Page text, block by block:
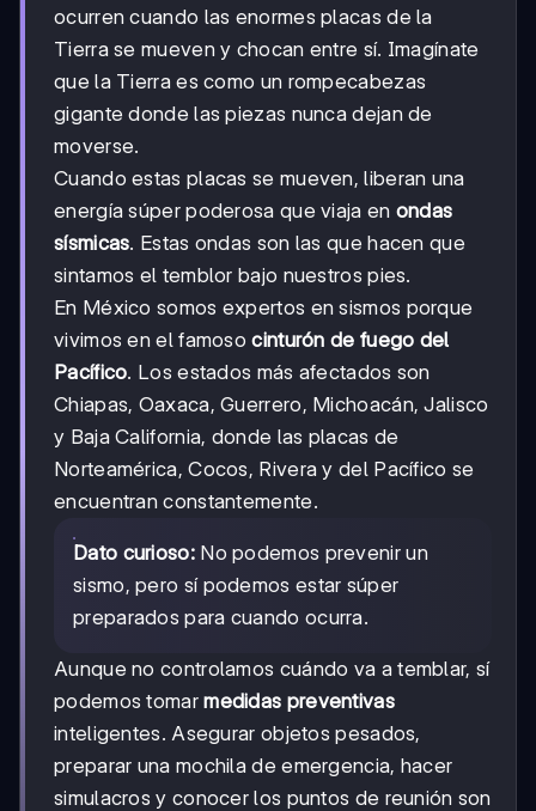
ocurren cuando las enormes placas de la
Tierra se mueven y chocan entre sí. Imagínate
que la Tierra es como un rompecabezas
gigante donde las piezas nunca dejan de
moverse.
Cuando estas placas se mueven, liberan una
energía súper poderosa que viaja en ondas
sísmicas. Estas ondas son las que hacen que
sintamos el temblor bajo nuestros pies.
En México somos expertos en sismos porque
vivimos en el famosocinturón de fuego del
Pacífico. Los estados más afectados son
Chiapas, Oaxaca, Guerrero, Michoacán, Jalisco
y Baja California, donde las placas de
Norteamérica, Cocos, Rivera y del Pacífico se
encuentran constantemente.
Dato curioso:No podemos prevenir un
sismo, pero sí podemos estar súper
preparados para cuando ocurra.
Aunque no controlamos cuándo va a temblar, sí
podemos tomarmedidas preventivas
inteligentes. Asegurar objetos pesados,
preparar una mochila de emergencia, hacer
simulacros y conocer los puntos de reunión son